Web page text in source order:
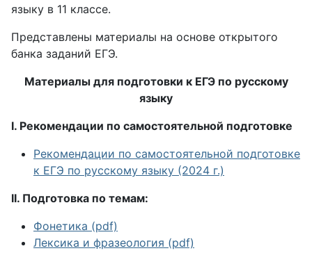
языку в 11 классе.
Представлены материалы на основе открытого
банка заданий ЕГЭ.
Материалы для подготовки к ЕГЭ по русскому
языку
I. Рекомендации по самостоятельной подготовке
Рекомендации по самостоятельной подготовке
к ЕГЭ по русскому языку (2024 г.)
II. Подготовка по темам:
Фонетика (pdf)
Лексика и фразеология (pdf)